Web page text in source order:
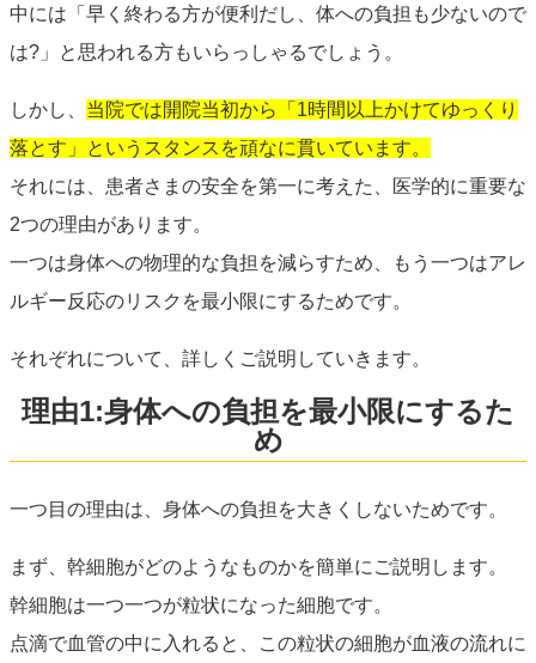
中には「早く終わる方が便利だし、体への負担も少ないので
は?」と思われる方もいらっしゃるでしょう。
しかし、 当院では開院当初から「1時間以上かけてゆっくり
落とす」というスタンスを頑なに貫いています。
それには、患者さまの安全を第一に考えた、医学的に重要な
2つの理由があります。
一つは身体への物理的な負担を減らすため、もう一つはアレ
ルギー反応のリスクを最小限にするためです。
それぞれについて、詳しくご説明していきます。
理由1:身体への負担を最小限にするた
め
一つ目の理由は、身体への負担を大きくしないためです。
まず、幹細胞がどのようなものかを簡単にご説明します。
幹細胞は一つ一つが粒状になった細胞です。
点滴で血管の中に入れると、この粒状の細胞が血液の流れに